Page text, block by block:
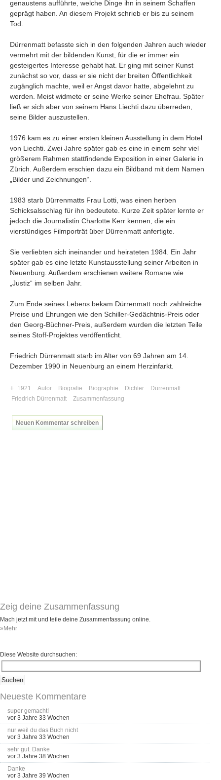
genaustens aufführte, welche Dinge ihn in seinem Schaffen
geprägt haben. An diesem Projekt schrieb er bis zu seinem
Tod.
Dürrenmatt befasste sich in den folgenden Jahren auch wieder
vermehrt mit der bildenden Kunst, für die er immer ein
gesteigertes Interesse gehabt hat. Er ging mit seiner Kunst
zunächst so vor, dass er sie nicht der breiten Öffentlichkeit
zugänglich machte, weil er Angst davor hatte, abgelehnt zu
werden. Meist widmete er seine Werke seiner Ehefrau. Später
ließ er sich aber von seinem Hans Liechti dazu überreden,
seine Bilder auszustellen.
1976 kam es zu einer ersten kleinen Ausstellung in dem Hotel
von Liechti. Zwei Jahre später gab es eine in einem sehr viel
größerem Rahmen stattfindende Exposition in einer Galerie in
Zürich. Außerdem erschien dazu ein Bildband mit dem Namen
„Bilder und Zeichnungen“.
1983 starb Dürrenmatts Frau Lotti, was einen herben
Schicksalsschlag für ihn bedeutete. Kurze Zeit später lernte er
jedoch die Journalistin Charlotte Kerr kennen, die ein
vierstündiges Filmporträt über Dürrenmatt anfertigte.
Sie verliebten sich ineinander und heirateten 1984. Ein Jahr
später gab es eine letzte Kunstausstellung seiner Arbeiten in
Neuenburg. Außerdem erschienen weitere Romane wie
„Justiz“ im selben Jahr.
Zum Ende seines Lebens bekam Dürrenmatt noch zahlreiche
Preise und Ehrungen wie den Schiller-Gedächtnis-Preis oder
den Georg-Büchner-Preis, außerdem wurden die letzten Teile
seines Stoff-Projektes veröffentlicht.
Friedrich Dürrenmatt starb im Alter von 69 Jahren am 14.
Dezember 1990 in Neuenburg an einem Herzinfarkt.
+ 1921 Autor Biografie Biographie Dichter
Dürrenmatt
Friedrich Dürrenmatt
Zusammenfassung
Neuen Kommentar schreiben
Zeig deine Zusammenfassung
Mach jetzt mit und teile deine Zusammenfassung online.
»Mehr
Diese Website durchsuchen:
Neueste Kommentare
super gemacht!
vor 3 Jahre 33 Wochen
nur weil du das Buch nicht
vor 3 Jahre 33 Wochen
sehr gut. Danke
vor 3 Jahre 38 Wochen
Danke
vor 3 Jahre 39 Wochen